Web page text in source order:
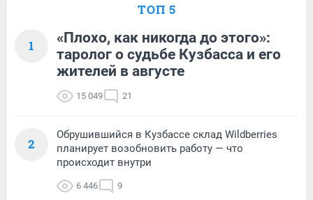
ТОП 5
1
«Плохо, как никогда до этого»:
таролог о судьбе Кузбасса и его
жителей в августе
15 049 21
2
Обрушившийся в Кузбассе склад Wildberries
планирует возобновить работу — что
происходит внутри
6 446 9